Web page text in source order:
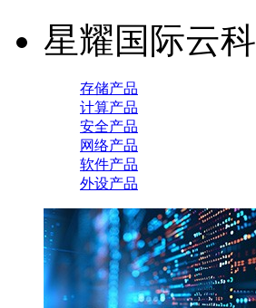
星耀国际云科
存储产品
计算产品
安全产品
网络产品
软件产品
外设产品